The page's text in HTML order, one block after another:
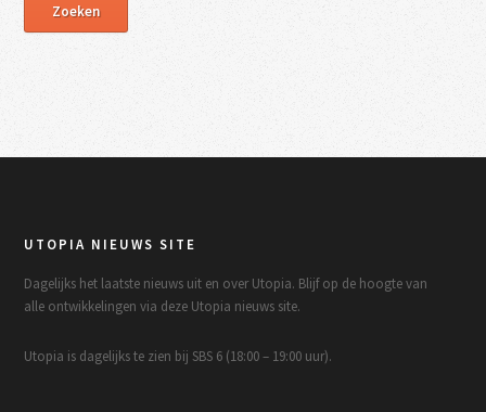
UTOPIA NIEUWS SITE
Dagelijks het laatste nieuws uit en over Utopia. Blijf op de hoogte van
alle ontwikkelingen via deze Utopia nieuws site.
Utopia is dagelijks te zien bij SBS 6 (18:00 – 19:00 uur).